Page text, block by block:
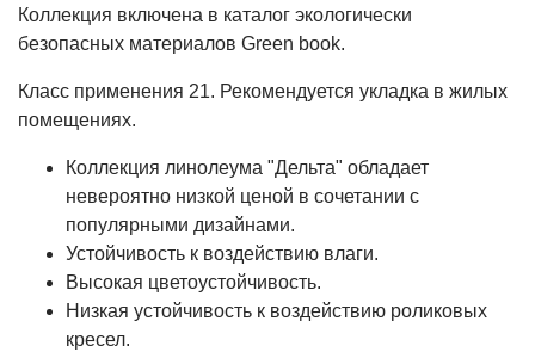
Коллекция включена в каталог экологически
безопасных материалов Green book.
Класс применения 21. Рекомендуется укладка в жилых
помещениях.
Коллекция линолеума "Дельта" обладает
невероятно низкой ценой в сочетании с
популярными дизайнами.
Устойчивость к воздействию влаги.
Высокая цветоустойчивость.
Низкая устойчивость к воздействию роликовых
кресел.